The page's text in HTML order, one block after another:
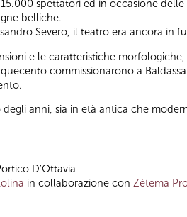
spettatori ed in occasione
belliche.
Severo, il teatro era ancora in
e le caratteristiche
commissionarono a
anni, sia in età antica che
D’Ottavia
in collaborazione con Zètema